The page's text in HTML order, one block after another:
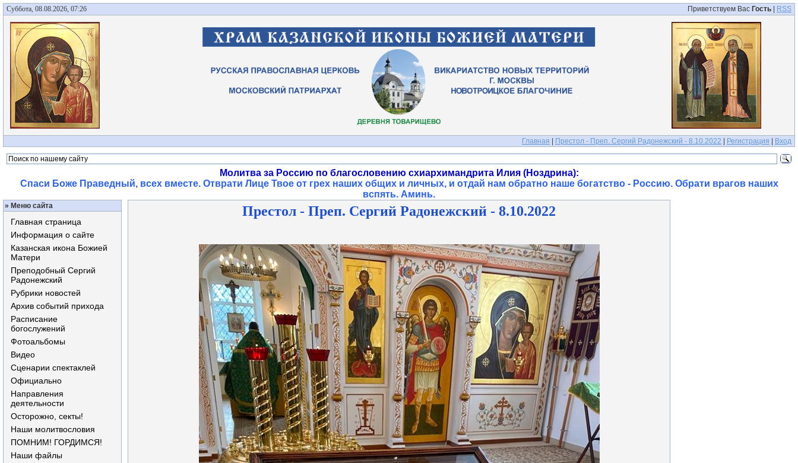
Суббота, 08.08.2026, 07:26 Приветствуем Вас Гость RSS
Главная Престол - Преп. Сергий Радонежский - 8.10.2022 Регистрация Вход
Молитва за Россию по благословению схиархимандрита Илия (Ноздрина):
Спаси Боже Праведный, всех вместе. Отврати Лице Твое от грех наших общих и личных, и отдай нам обратно наше богатство - Россию. Обрати врагов наших
вспять. Аминь.
» Меню сайта
Главная страница
Информация о сайте
Казанская икона Божией
Матери
Преподобный Сергий
Радонежский
Рубрики новостей
Архив событий прихода
Расписание
богослужений
Фотоальбомы
Видео
Сценарии спектаклей
Официально
Направления
деятельности
Осторожно, секты!
Наши молитвословия
ПОМНИМ! ГОРДИМСЯ!
Наши файлы
Престол - Преп. Сергий Радонежский - 8.10.2022